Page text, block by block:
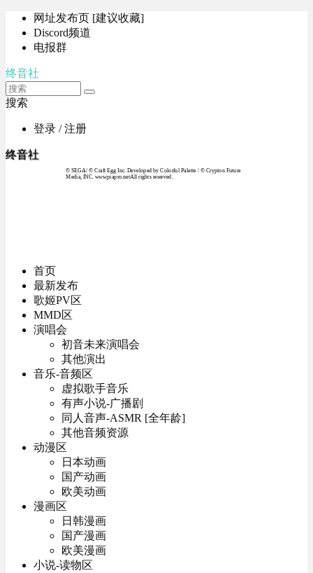
网址发布页 [建议收藏]
Discord频道
电报群
终音社
搜索
登录 / 注册
终音社
© SEGA / © Craft Egg Inc. Developed by Colorful Palette / © Crypton Future
Media, INC. www.piapro.netAll rights reserved.
首页
最新发布
歌姬PV区
MMD区
演唱会
初音未来演唱会
其他演出
音乐-音频区
虚拟歌手音乐
有声小说-广播剧
同人音声-ASMR [全年龄]
其他音频资源
动漫区
日本动画
国产动画
欧美动画
漫画区
日韩漫画
国产漫画
欧美漫画
小说-读物区